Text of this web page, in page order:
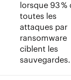
lorsque 93 %
toutes les
attaques par
ransomware
ciblent les
sauvegardes.